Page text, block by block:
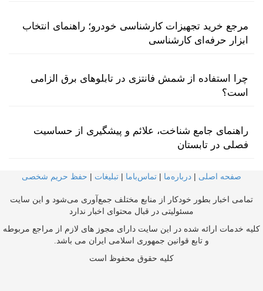
مرجع خرید تجهیزات کارشناسی خودرو؛ راهنمای انتخاب
ابزار حرفه‌ای کارشناسی
چرا استفاده از شمش فانتزی در تابلوهای برق الزامی
است؟
راهنمای جامع شناخت، علائم و پیشگیری از حساسیت
فصلی در تابستان
صفحه اصلی | درباره‌ما | تماس‌با‌ما | تبلیغات | حفظ حریم شخصی
تمامی اخبار بطور خودکار از منابع مختلف جمع‌آوری می‌شود و این سایت
مسئولیتی در قبال محتوای اخبار ندارد
کلیه خدمات ارائه شده در این سایت دارای مجوز های لازم از مراجع مربوطه
و تابع قوانین جمهوری اسلامی ایران می باشد.
کلیه حقوق محفوظ است